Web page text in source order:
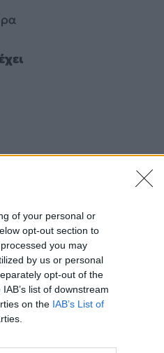
of your personal or
opt-out section to
you may
by us or personal
opt-out of the
list of downstream
on the IAB’s List of